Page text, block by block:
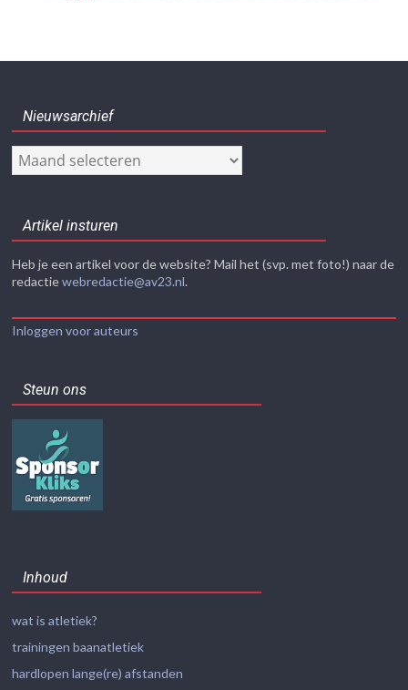
Nieuwsarchief
Nieuwsarchief
Artikel insturen
Heb je een artikel voor de website? Mail het (svp. met foto!) naar de
redactiewebredactie@av23.nl.
Inloggen voor auteurs
Steun ons
Inhoud
wat is atletiek?
trainingen baanatletiek
hardlopen lange(re) afstanden